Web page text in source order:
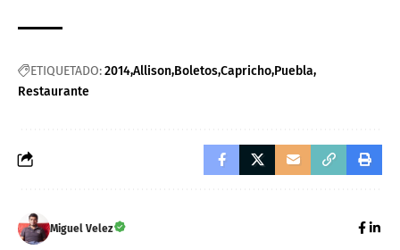
ETIQUETADO:2014Allison BoletosCapricho Puebla
Restaurante
Miguel Velez